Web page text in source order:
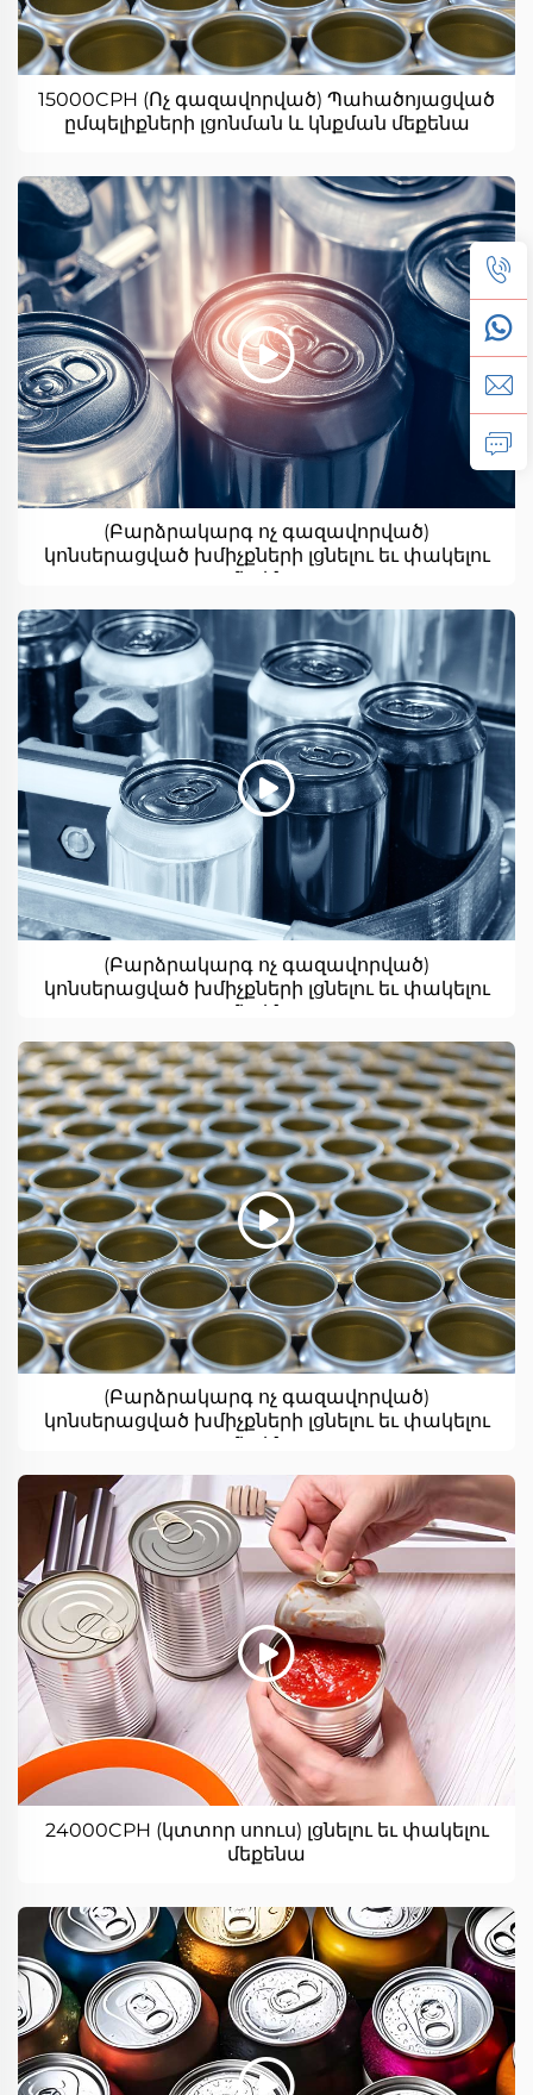
15000CPH (Ոչ գազավորված) Պահածոյացված
ըմպելիքների լցոնման և կնքման մեքենա
(Բարձրակարգ ոչ գազավորված)
կոնսերացված խմիչքների լցնելու եւ փակելու
մեքենա
(Բարձրակարգ ոչ գազավորված)
կոնսերացված խմիչքների լցնելու եւ փակելու
մեքենա
(Բարձրակարգ ոչ գազավորված)
կոնսերացված խմիչքների լցնելու եւ փակելու
մեքենա
24000CPH (կտտոր սոուս) լցնելու եւ փակելու
մեքենա